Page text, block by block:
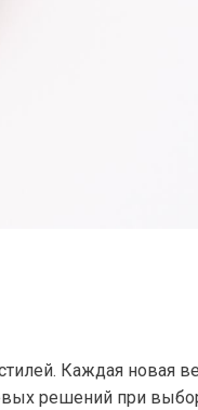
Каждая новая
решений при